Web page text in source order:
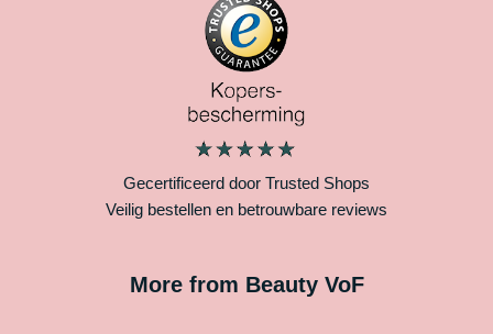
Gecertificeerd door Trusted Shops
Veilig bestellen en betrouwbare reviews
More from Beauty VoF